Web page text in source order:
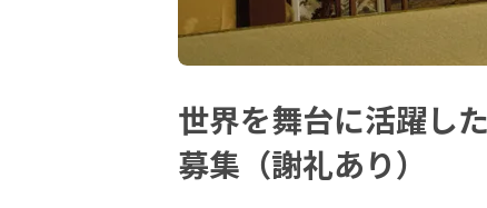
世界を舞台に活躍し
募集（謝礼あり）